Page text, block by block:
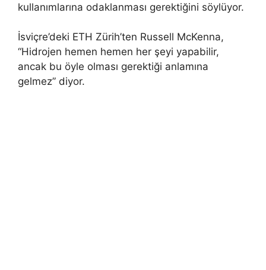
kullanımlarına odaklanması gerektiğini söylüyor.
İsviçre’deki ETH Zürih’ten Russell McKenna,
“Hidrojen hemen hemen her şeyi yapabilir,
ancak bu öyle olması gerektiği anlamına
gelmez” diyor.